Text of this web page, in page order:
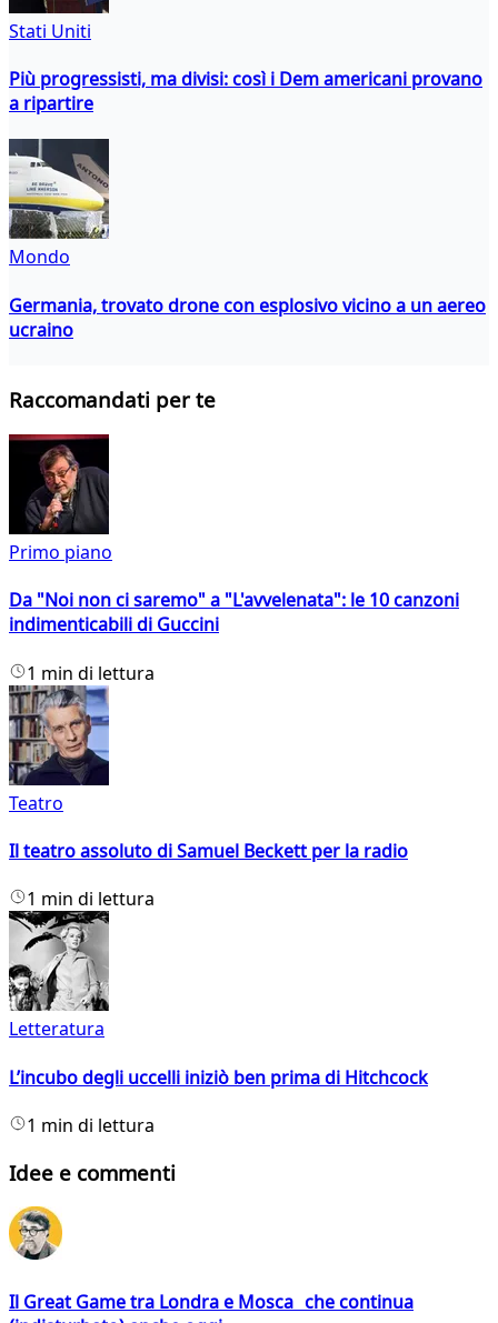
Stati Uniti
Più progressisti, ma divisi: così i Dem americani provano
a ripartire
Mondo
Germania, trovato drone con esplosivo vicino a un aereo
ucraino
Raccomandati per te
Primo piano
Da "Noi non ci saremo" a "L'avvelenata": le 10 canzoni
indimenticabili di Guccini
1 min di lettura
Teatro
Il teatro assoluto di Samuel Beckett per la radio
1 min di lettura
Letteratura
L’incubo degli uccelli iniziò ben prima di Hitchcock
1 min di lettura
Idee e commenti
Il Great Game tra Londra e Mosca che continua